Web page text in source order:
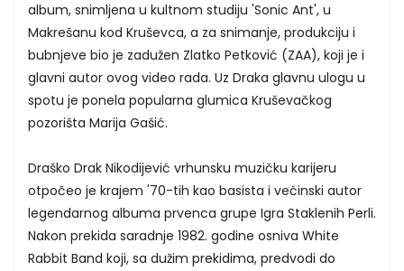
album, snimljena u kultnom studiju 'Sonic Ant', u
Makrešanu kod Kruševca, a za snimanje, produkciju i
bubnjeve bio je zadužen Zlatko Petković (ZAA), koji je i
glavni autor ovog video rada. Uz Draka glavnu ulogu u
spotu je ponela popularna glumica Kruševačkog
pozorišta Marija Gašić.
Draško Drak Nikodijević vrhunsku muzičku karijeru
otpočeo je krajem '70-tih kao basista i većinski autor
legendarnog albuma prvenca grupe Igra Staklenih Perli.
Nakon prekida saradnje 1982. godine osniva White
Rabbit Band koji, sa dužim prekidima, predvodi do